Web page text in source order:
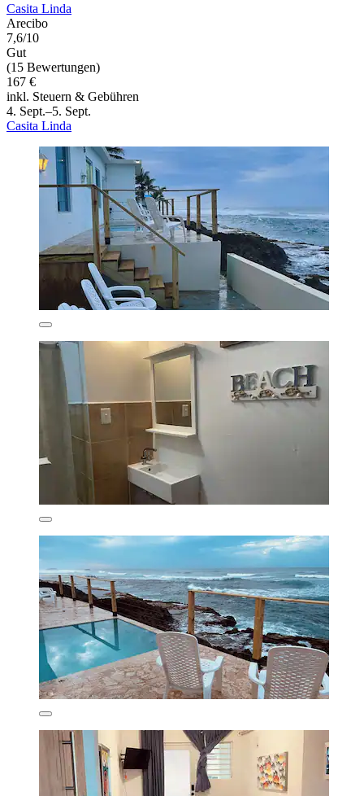
Casita Linda
Arecibo
7,6/10
Gut
(15 Bewertungen)
167 €
inkl. Steuern & Gebühren
4. Sept.–5. Sept.
Casita Linda